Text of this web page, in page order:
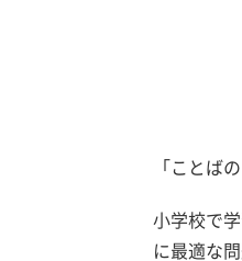
「ことば
小学校で
に最適な